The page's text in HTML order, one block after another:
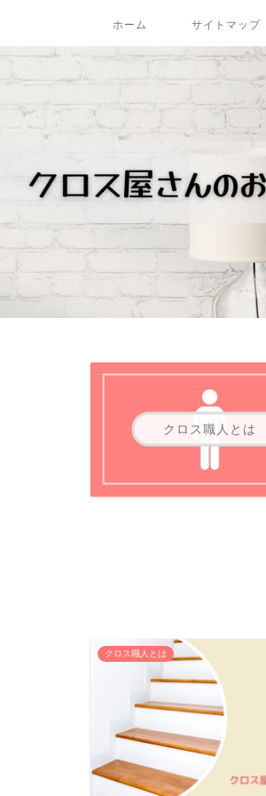
ホーム サイトマップ
クロス職人とは
クロス職人とは